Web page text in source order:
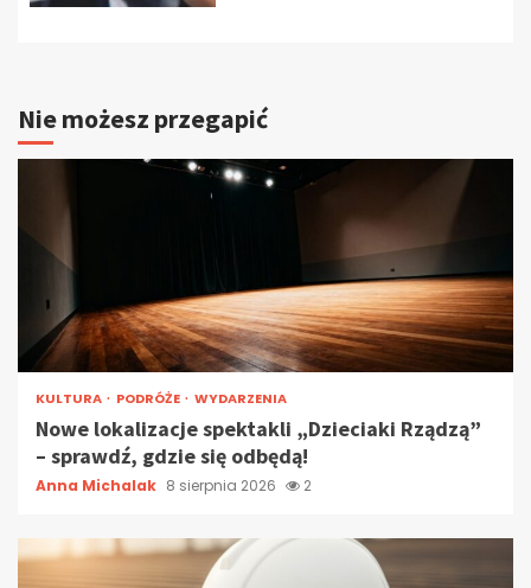
Nie możesz przegapić
KULTURA PODRÓŻE WYDARZENIA
Nowe lokalizacje spektakli „Dzieciaki Rządzą”
– sprawdź, gdzie się odbędą!
Anna Michalak 8 sierpnia 2026 2